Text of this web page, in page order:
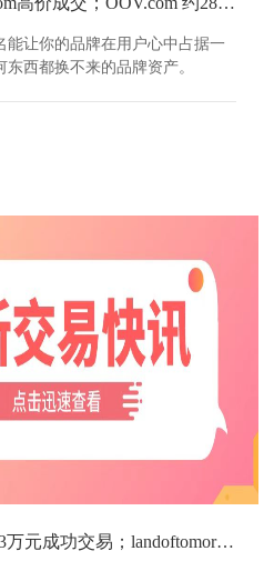
能让你的品牌在用户心中占据一
西都换不来的品牌资产。
Cluck.com以约163万元成功交易；landoftomorrow.com以约21万元成交！